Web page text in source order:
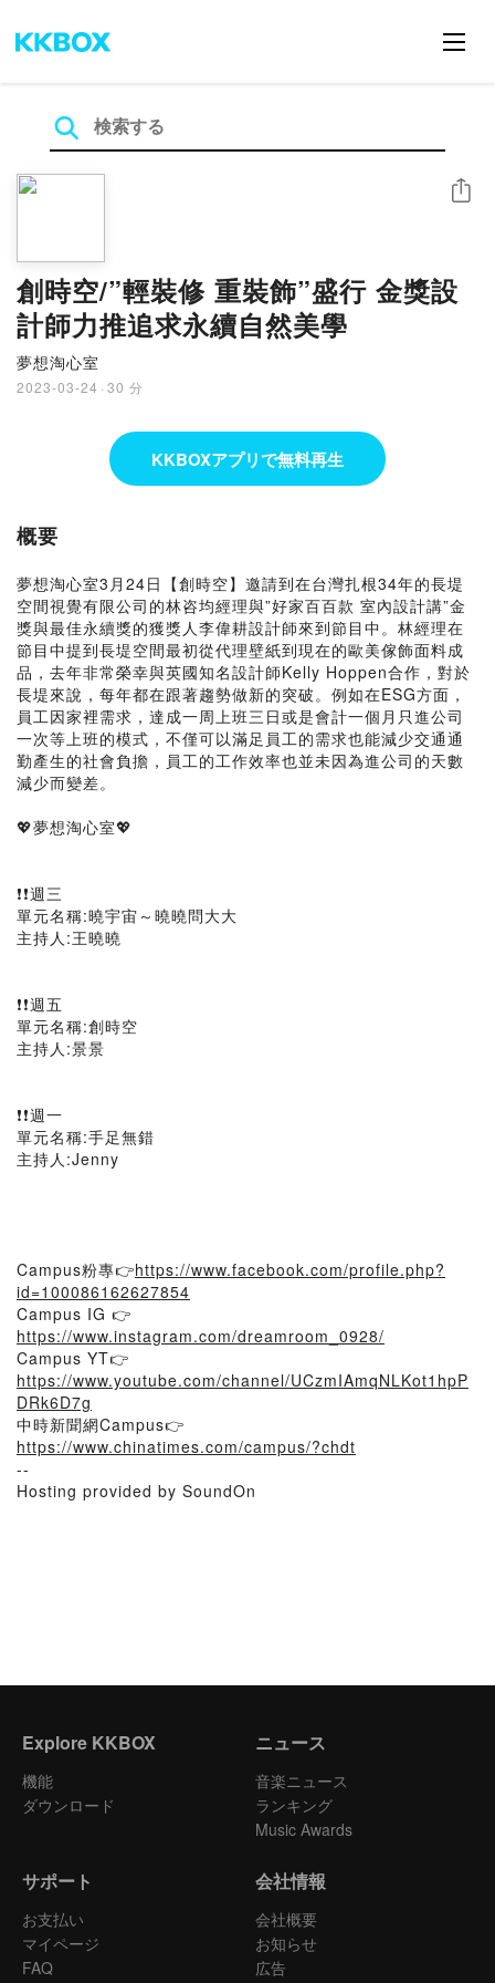
創時空/”輕裝修 重裝飾”盛行 金獎設
計師力推追求永續自然美學
夢想淘心室
2023-03-24 · 30 分
シェア
KKBOXアプリで無料再生
概要
夢想淘心室3月24日【創時空】邀請到在台灣扎根34年的長堤
空間視覺有限公司的林咨均經理與”好家百百款 室內設計講”金
獎與最佳永續獎的獲獎人李偉耕設計師來到節目中。林經理在
節目中提到長堤空間最初從代理壁紙到現在的歐美傢飾面料成
品，去年非常榮幸與英國知名設計師Kelly Hoppen合作，對於
長堤來說，每年都在跟著趨勢做新的突破。例如在ESG方面，
員工因家裡需求，達成一周上班三日或是會計一個月只進公司
一次等上班的模式，不僅可以滿足員工的需求也能減少交通通
勤產生的社會負擔，員工的工作效率也並未因為進公司的天數
減少而變差。
💖夢想淘心室💖
❗❗週三
單元名稱:曉宇宙～曉曉問大大
主持人:王曉曉
❗❗週五
單元名稱:創時空
主持人:景景
❗❗週一
單元名稱:手足無錯
主持人:Jenny
Campus粉專👉https://www.facebook.com/profile.php?
id=100086162627854
Campus IG 👉
https://www.instagram.com/dreamroom_0928/
Campus YT👉
https://www.youtube.com/channel/UCzmIAmqNLKot1hpP
DRk6D7g
中時新聞網Campus👉
https://www.chinatimes.com/campus/?chdt
--
Hosting provided by SoundOn
Explore KKBOX
機能
ダウンロード
ニュース
音楽ニュース
ランキング
Music Awards
サポート
お支払い
マイページ
FAQ
会社情報
会社概要
お知らせ
広告